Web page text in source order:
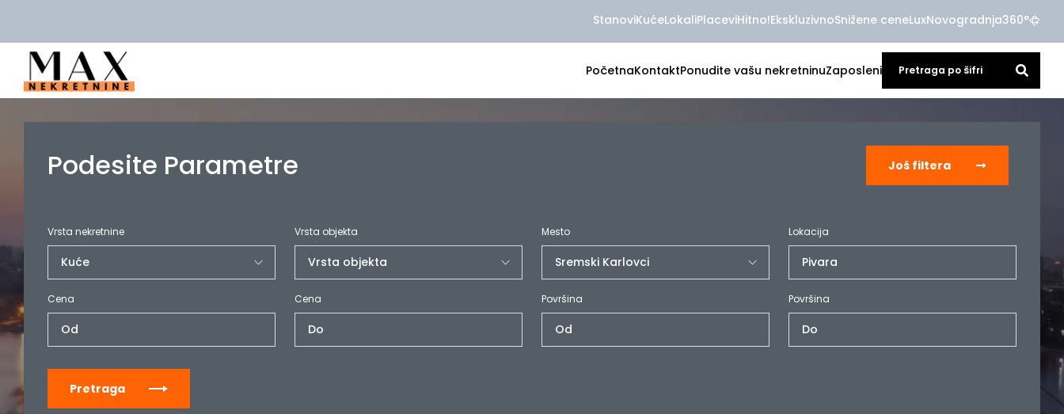
StanoviKućeLokaliPlaceviHitno!EkskluzivnoSnižene ceneLuxNovogradnja360°
PočetnaKontaktPonudite vašu nekretninuZaposleni
Podesite Parametre Još filtera
Vrsta nekretnine Vrsta objekta Mesto Lokacija
Pivara
Cena Cena Površina Površina
Pretraga